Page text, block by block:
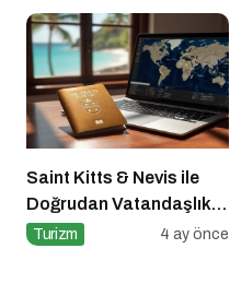
Saint Kitts & Nevis ile
Doğrudan Vatandaşlık
Dönemi
Turizm 4 ay önce